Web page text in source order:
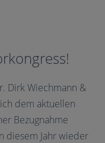
Dirk Wiechmann &
dem aktuellen
Bezugnahme
diesem Jahr wieder